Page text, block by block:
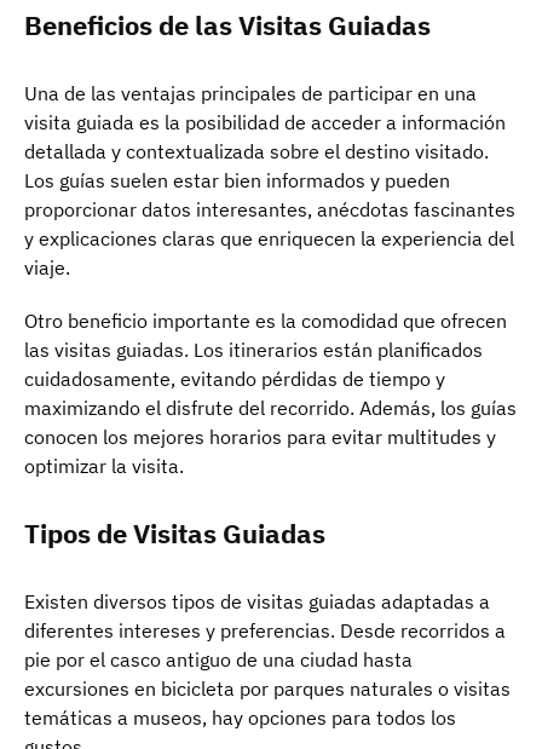
Beneficios de las Visitas Guiadas
Una de las ventajas principales de participar en una
visita guiada es la posibilidad de acceder a información
detallada y contextualizada sobre el destino visitado.
Los guías suelen estar bien informados y pueden
proporcionar datos interesantes, anécdotas fascinantes
y explicaciones claras que enriquecen la experiencia del
viaje.
Otro beneficio importante es la comodidad que ofrecen
las visitas guiadas. Los itinerarios están planificados
cuidadosamente, evitando pérdidas de tiempo y
maximizando el disfrute del recorrido. Además, los guías
conocen los mejores horarios para evitar multitudes y
optimizar la visita.
Tipos de Visitas Guiadas
Existen diversos tipos de visitas guiadas adaptadas a
diferentes intereses y preferencias. Desde recorridos a
pie por el casco antiguo de una ciudad hasta
excursiones en bicicleta por parques naturales o visitas
temáticas a museos, hay opciones para todos los